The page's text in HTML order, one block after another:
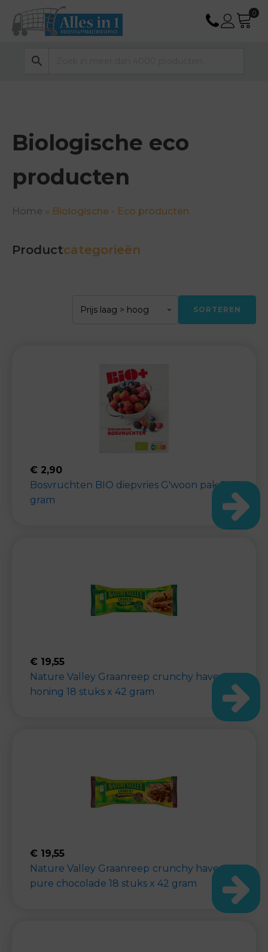
Biologische eco
producten
Home » Biologische - Eco producten
Productcategorieën
SORTEREN
€ 2,90
Bosvruchten BIO diepvries G'woon pak 250
gram
€ 19,55
Nature Valley Graanreep crunchy haver en
honing 18 stuks x 42 gram
€ 19,55
Nature Valley Graanreep crunchy haver en
pure chocolade 18 stuks x 42 gram